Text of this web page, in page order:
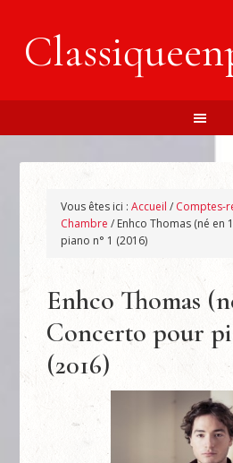
Vous êtes ici :Accueil / Comptes-
Chambre / Enhco Thomas (né en
piano n° 1 (2016)
Enhco Thomas
Concerto pour
(2016)